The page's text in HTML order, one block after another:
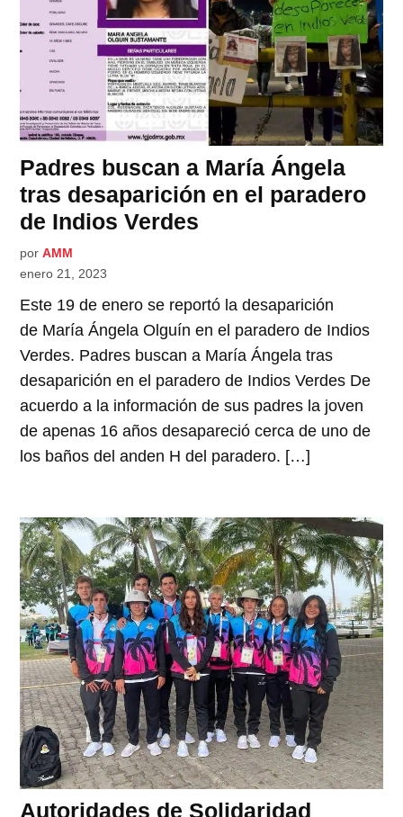
Padres buscan a María Ángela
tras desaparición en el paradero
de Indios Verdes
por AMM
enero 21, 2023
Este 19 de enero se reportó la desaparición
de María Ángela Olguín en el paradero de Indios
Verdes. Padres buscan a María Ángela tras
desaparición en el paradero de Indios Verdes De
acuerdo a la información de sus padres la joven
de apenas 16 años desapareció cerca de uno de
los baños del anden H del paradero. […]
Autoridades de Solidaridad